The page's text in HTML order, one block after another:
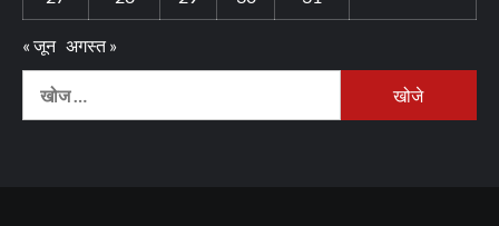
« जून अगस्त »
निम्न